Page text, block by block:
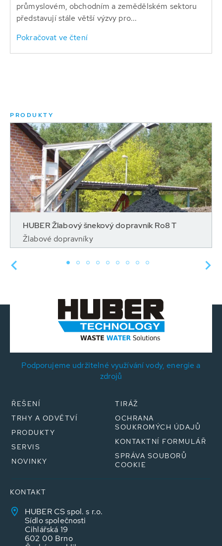
průmyslovém, obchodním a zemědělském sektoru
představují stále větší výzvy pro...
Pokračovat ve čtení
PRODUKTY
HUBER Žlabový šnekový dopravník Ro8 T
Žlabové dopravníky
Podporujeme udržitelné využívání vody, energie a
zdrojů
ŘEŠENÍ
TRHY A ODVĚTVÍ
PRODUKTY
SERVIS
NOVINKY
TIRÁŽ
OCHRANA
SOUKROMÝCH ÚDAJŮ
KONTAKTNÍ FORMULÁŘ
SPRÁVA SOUBORŮ
COOKIE
KONTAKT
HUBER CS spol. s r.o.
Sídlo společnosti
Cihlářská 19
602 00 Brno